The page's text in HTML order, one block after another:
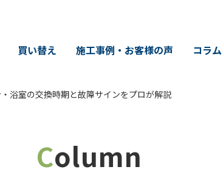
買い替え 施工事例・お客様の声 コラム
浴室の交換時期と故障サインをプロが解説
Column